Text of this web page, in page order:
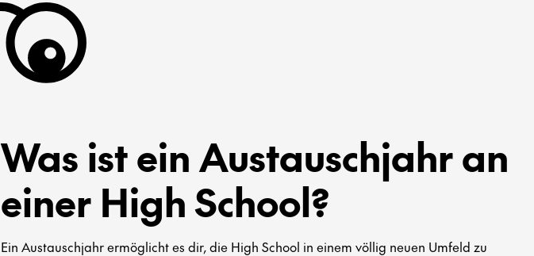
Was ist ein Austauschjahr an
einer High School?
Ein Austauschjahr ermöglicht es dir, die High School in einem völlig neuen Umfeld zu